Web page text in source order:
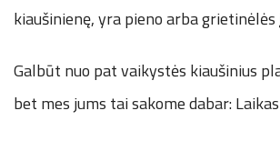
kiaušinienę, yra pieno arba
Galbūt nuo pat vaikystės kiaušinius
bet mes jums tai sakome dabar: